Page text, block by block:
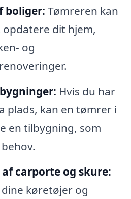
boliger: Tømreren kan
dit hjem,
og
Hvis du har
plads, kan en tømrer i
en tilbygning, som
carporte og skure:
køretøjer og